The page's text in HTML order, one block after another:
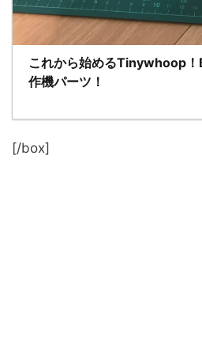
これから始めるTinywhoop
作機パーツ！
[/box]